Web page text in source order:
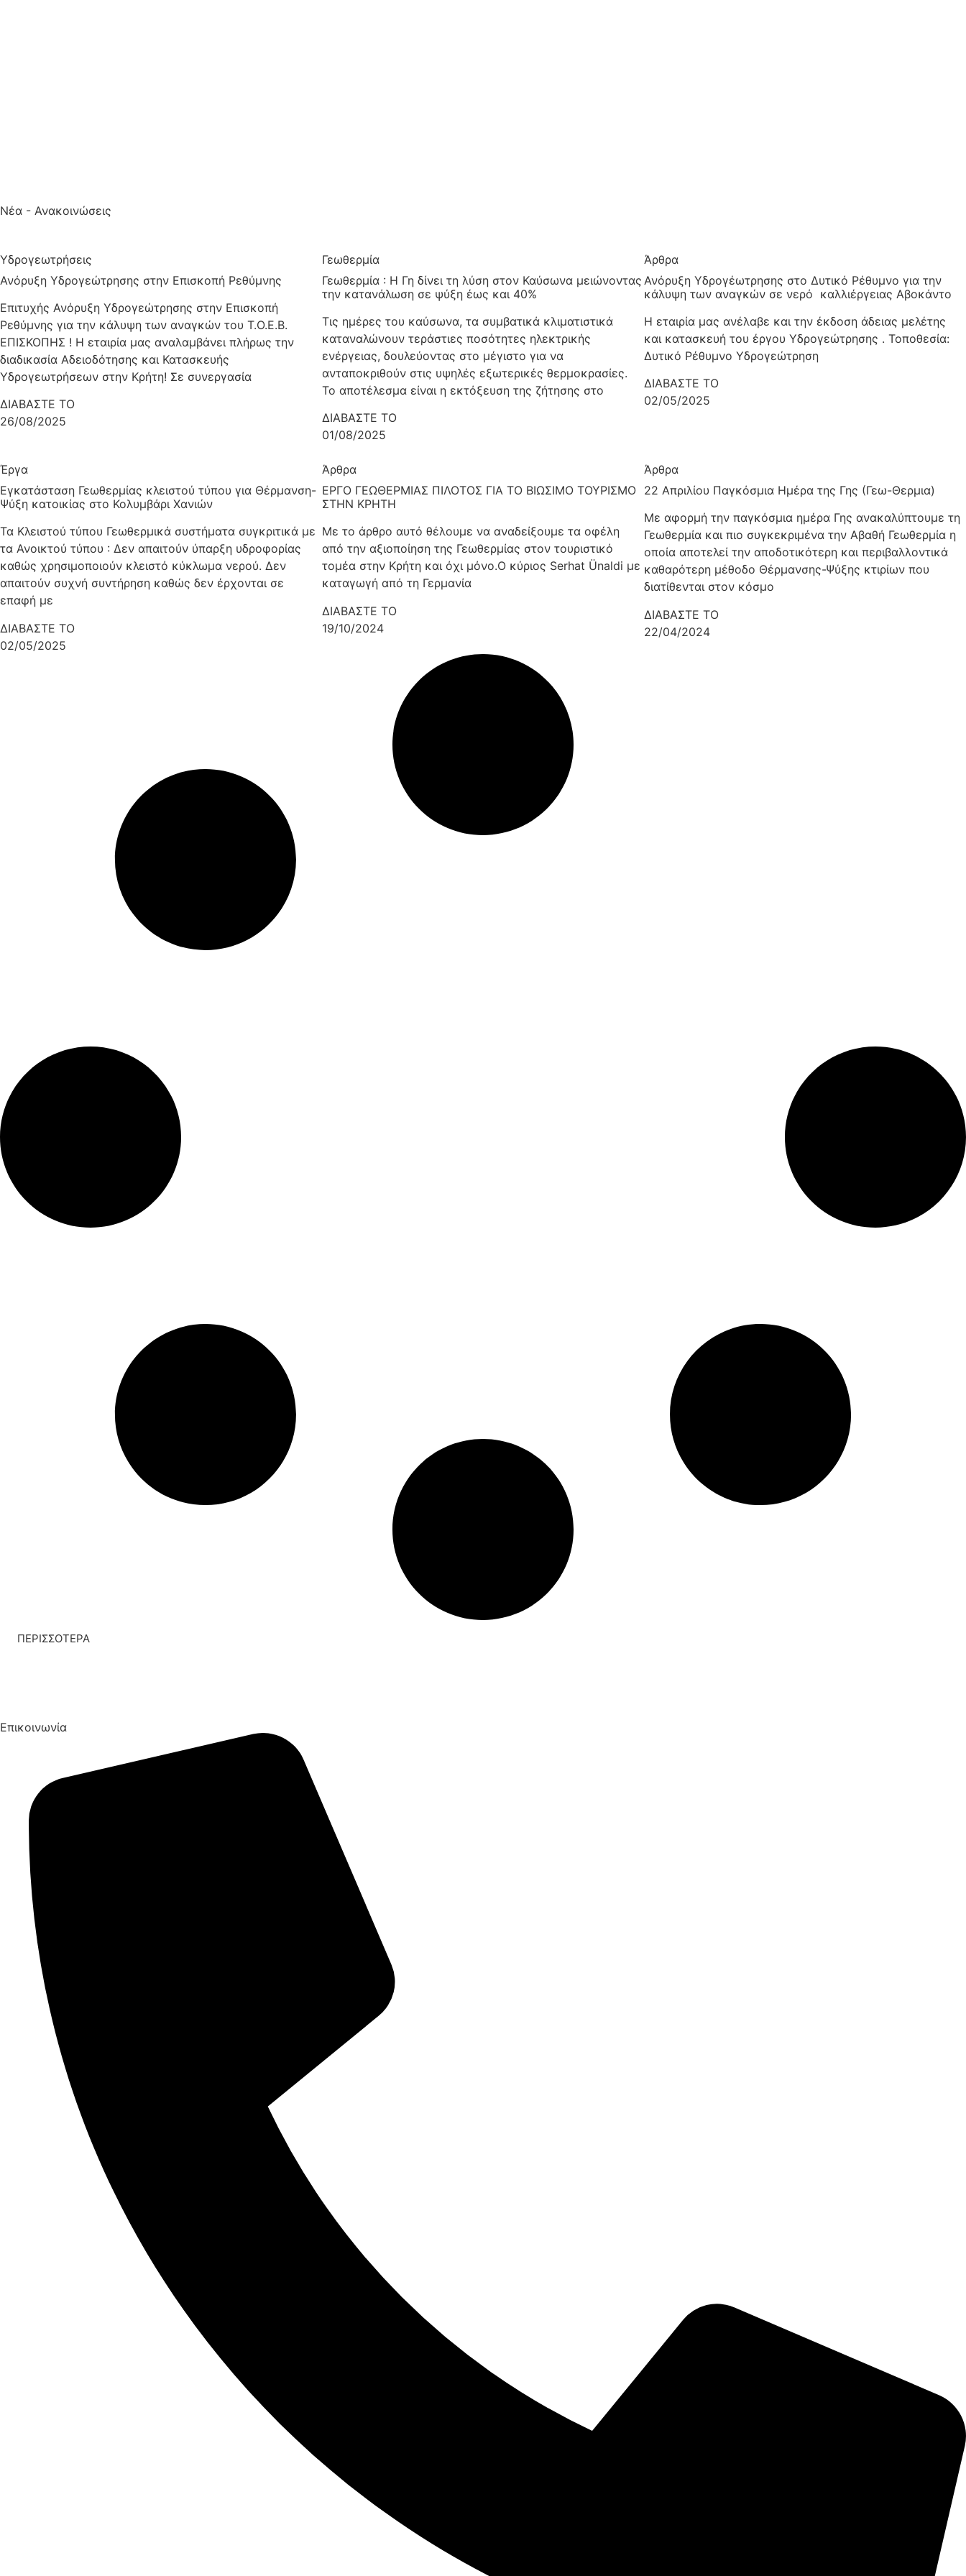
Νέα - Ανακοινώσεις
Υδρογεωτρήσεις
Ανόρυξη Υδρογεώτρησης στην Επισκοπή Ρεθύμνης
Επιτυχής Ανόρυξη Υδρογεώτρησης στην Επισκοπή
Ρεθύμνης για την κάλυψη των αναγκών του Τ.Ο.Ε.Β.
ΕΠΙΣΚΟΠΗΣ ! Η εταιρία μας αναλαμβάνει πλήρως την
διαδικασία Αδειοδότησης και Κατασκευής
Υδρογεωτρήσεων στην Κρήτη! Σε συνεργασία
ΔΙΑΒΑΣΤΕ ΤΟ
26/08/2025
Γεωθερμία
Γεωθερμία : Η Γη δίνει τη λύση στον Καύσωνα μειώνοντας
την κατανάλωση σε ψύξη έως και 40%
Τις ημέρες του καύσωνα, τα συμβατικά κλιματιστικά
καταναλώνουν τεράστιες ποσότητες ηλεκτρικής
ενέργειας, δουλεύοντας στο μέγιστο για να
ανταποκριθούν στις υψηλές εξωτερικές θερμοκρασίες.
Το αποτέλεσμα είναι η εκτόξευση της ζήτησης στο
ΔΙΑΒΑΣΤΕ ΤΟ
01/08/2025
Άρθρα
Ανόρυξη Υδρογέωτρησης στο Δυτικό Ρέθυμνο για την
κάλυψη των αναγκών σε νερό καλλιέργειας Αβοκάντο
Η εταιρία μας ανέλαβε και την έκδοση άδειας μελέτης
και κατασκευή του έργου Υδρογεώτρησης . Τοποθεσία:
Δυτικό Ρέθυμνο Υδρογεώτρηση
ΔΙΑΒΑΣΤΕ ΤΟ
02/05/2025
Έργα
Εγκατάσταση Γεωθερμίας κλειστού τύπου για Θέρμανση-
Ψύξη κατοικίας στο Κολυμβάρι Χανιών
Τα Κλειστού τύπου Γεωθερμικά συστήματα συγκριτικά με
τα Ανοικτού τύπου : Δεν απαιτούν ύπαρξη υδροφορίας
καθώς χρησιμοποιούν κλειστό κύκλωμα νερού. Δεν
απαιτούν συχνή συντήρηση καθώς δεν έρχονται σε
επαφή με
ΔΙΑΒΑΣΤΕ ΤΟ
02/05/2025
Άρθρα
ΕΡΓΟ ΓΕΩΘΕΡΜΙΑΣ ΠΙΛΟΤΟΣ ΓΙΑ ΤΟ ΒΙΩΣΙΜΟ ΤΟΥΡΙΣΜΟ
ΣΤΗΝ ΚΡΗΤΗ
Με το άρθρο αυτό θέλουμε να αναδείξουμε τα οφέλη
από την αξιοποίηση της Γεωθερμίας στον τουριστικό
τομέα στην Κρήτη και όχι μόνο.Ο κύριος Serhat Ünaldi με
καταγωγή από τη Γερμανία
ΔΙΑΒΑΣΤΕ ΤΟ
19/10/2024
Άρθρα
22 Απριλίου Παγκόσμια Ημέρα της Γης (Γεω-Θερμια)
Με αφορμή την παγκόσμια ημέρα Γης ανακαλύπτουμε τη
Γεωθερμία και πιο συγκεκριμένα την Αβαθή Γεωθερμία η
οποία αποτελεί την αποδοτικότερη και περιβαλλοντικά
καθαρότερη μέθοδο Θέρμανσης-Ψύξης κτιρίων που
διατίθενται στον κόσμο
ΔΙΑΒΑΣΤΕ ΤΟ
22/04/2024
ΠΕΡΙΣΣΟΤΕΡΑ
Επικοινωνία